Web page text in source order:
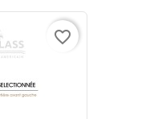
favorite_border